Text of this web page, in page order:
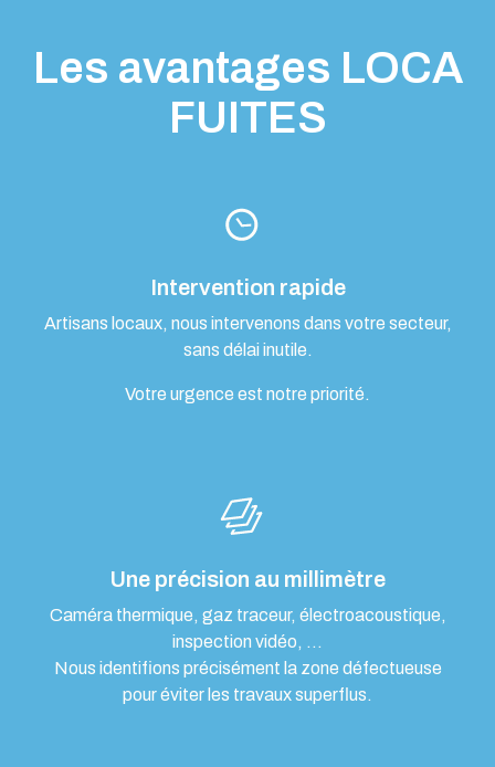
Les avantages LOCA
FUITES
Intervention rapide
Artisans locaux, nous intervenons dans votre secteur,
sans délai inutile.
Votre urgence est notre priorité.
Une précision au millimètre
Caméra thermique, gaz traceur, électroacoustique,
inspection vidéo, …
Nous identifions précisément la zone défectueuse
pour éviter les travaux superflus.